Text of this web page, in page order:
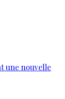
une nouvelle